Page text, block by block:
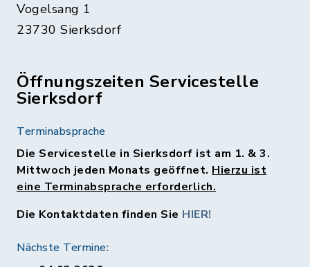
Vogelsang 1
23730 Sierksdorf
Öffnungszeiten Servicestelle
Sierksdorf
Terminabsprache
Die Servicestelle in Sierksdorf ist am 1. & 3.
Mittwoch jeden Monats geöffnet. Hierzu ist
eine Terminabsprache erforderlich.
Die Kontaktdaten finden Sie HIER!
Nächste Termine: